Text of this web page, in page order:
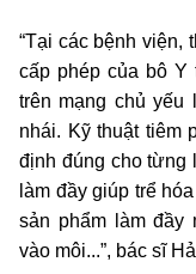
“Tại các bệnh viện,
cấp phép của bô Y
trên mạng chủ yếu
nhái. Kỹ thuật tiêm
định đúng cho từng
làm đầy giúp trể
sản phẩm làm đầy
vào môi...”, bác sĩ